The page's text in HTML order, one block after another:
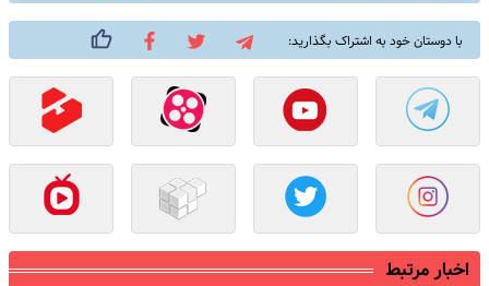
با دوستان خود به اشتراک بگذارید:
اخبار مرتبط